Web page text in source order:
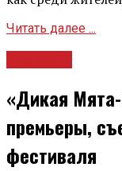
Читать далее ...
«Дикая
премьеры,
фестиваля